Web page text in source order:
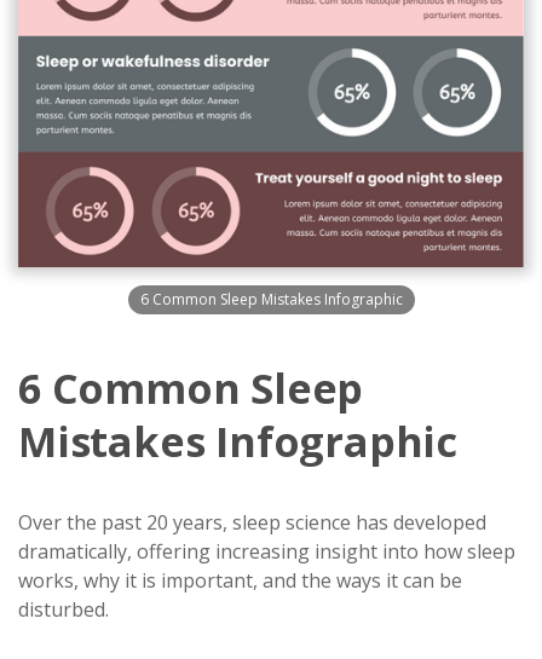
6 Common Sleep Mistakes Infographic
6 Common Sleep
Mistakes Infographic
Over the past 20 years, sleep science has developed
dramatically, offering increasing insight into how sleep
works, why it is important, and the ways it can be
disturbed.